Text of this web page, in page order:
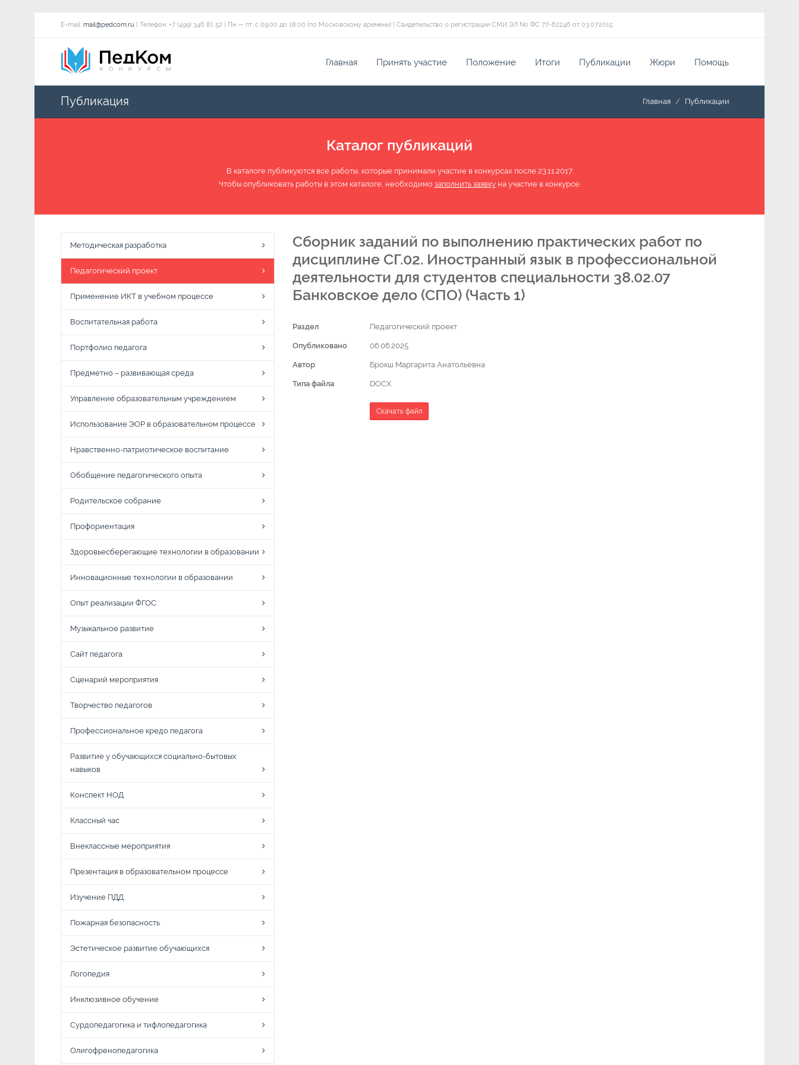
E-mail: mail@pedcom.ru | Телефон: +7 (499) 346 81 52 | Пн — пт: с 09:00 до 18:00 (по Московскому времени) | Свидетельство о регистрации СМИ ЭЛ No ФС 77-62246 от 03.07.2015
Главная Принять участие Положение Итоги Публикации Жюри Помощь
Публикация Главная Публикации
Каталог публикаций
В каталоге публикуются все работы, которые принимали участие в конкурсах после 23.11.2017.
Чтобы опубликовать работы в этом каталоге, необходимо заполнить заявкуна участие в конкурсе.
Методическая разработка
Педагогический проект
Применение ИКТ в учебном процессе
Воспитательная работа
Портфолио педагога
Предметно – развивающая среда
Управление образовательным учреждением
Использование ЭОР в образовательном процессе
Нравственно-патриотическое воспитание
Обобщение педагогического опыта
Родительское собрание
Профориентация
Здоровьесберегающие технологии в образовании
Инновационные технологии в образовании
Опыт реализации ФГОС
Музыкальное развитие
Сайт педагога
Сценарий мероприятия
Творчество педагогов
Профессиональное кредо педагога
Развитие у обучающихся социально-бытовых
навыков
Конспект НОД
Классный час
Внеклассные мероприятия
Презентация в образовательном процессе
Изучение ПДД
Пожарная безопасность
Эстетическое развитие обучающихся
Логопедия
Инклюзивное обучение
Сурдопедагогика и тифлопедагогика
Олигофренопедагогика
Сборник заданий по выполнению практических работ по
дисциплине СГ.02. Иностранный язык в профессиональной
деятельности для студентов специальности 38.02.07
Банковское дело (СПО) (Часть 1)
Раздел Педагогический проект
Опубликовано 06.06.2025
Автор Брокш Маргарита Анатольевна
Типа файла DOCX
Скачать файл